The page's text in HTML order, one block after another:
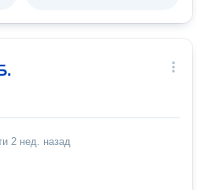
2 нед. назад